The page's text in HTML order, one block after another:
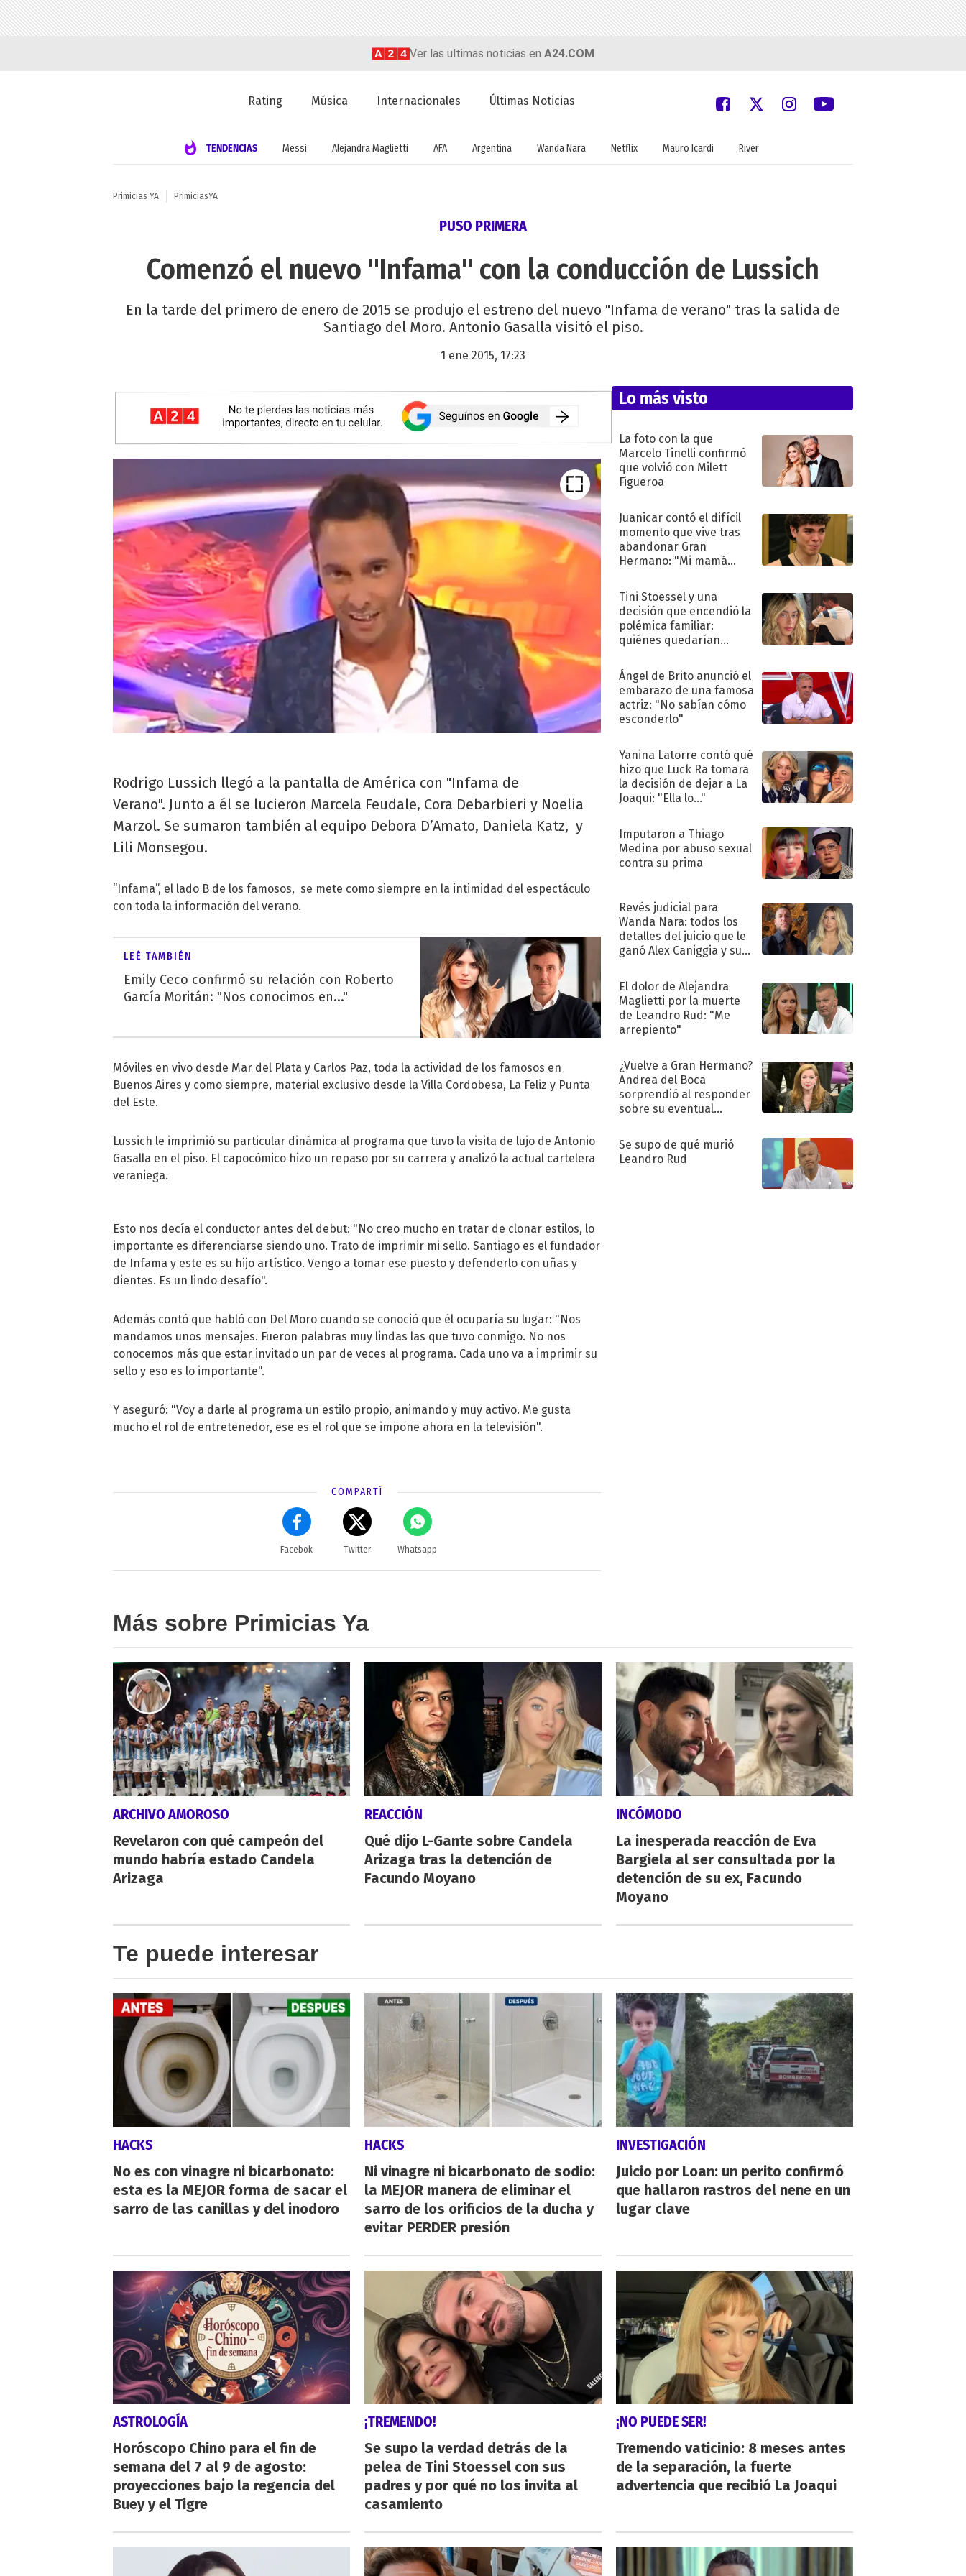
Ver las ultimas noticias en A24.COM
Rating Música Internacionales Últimas Noticias
TENDENCIAS Messi Alejandra Maglietti AFA Argentina Wanda Nara Netflix Mauro Icardi River
Primicias YA PrimiciasYA
PUSO PRIMERA
Comenzó el nuevo "Infama" con la conducción de Lussich
En la tarde del primero de enero de 2015 se produjo el estreno del nuevo "Infama de verano" tras la salida de
Santiago del Moro. Antonio Gasalla visitó el piso.
1 ene 2015, 17:23
Rodrigo Lussich llegó a la pantalla de América con "Infama de
Verano". Junto a él se lucieron Marcela Feudale, Cora Debarbieri y Noelia
Marzol. Se sumaron también al equipo Debora D’Amato, Daniela Katz, y
Lili Monsegou.
“Infama”, el lado B de los famosos, se mete como siempre en la intimidad del espectáculo
con toda la información del verano.
LEÉ TAMBIÉN
Emily Ceco confirmó su relación con Roberto
García Moritán: "Nos conocimos en..."
Móviles en vivo desde Mar del Plata y Carlos Paz, toda la actividad de los famosos en
Buenos Aires y como siempre, material exclusivo desde la Villa Cordobesa, La Feliz y Punta
del Este.
Lussich le imprimió su particular dinámica al programa que tuvo la visita de lujo de Antonio
Gasalla en el piso. El capocómico hizo un repaso por su carrera y analizó la actual cartelera
veraniega.
Esto nos decía el conductor antes del debut: "No creo mucho en tratar de clonar estilos, lo
importante es diferenciarse siendo uno. Trato de imprimir mi sello. Santiago es el fundador
de Infama y este es su hijo artístico. Vengo a tomar ese puesto y defenderlo con uñas y
dientes. Es un lindo desafío".
Además contó que habló con Del Moro cuando se conoció que él ocuparía su lugar: "Nos
mandamos unos mensajes. Fueron palabras muy lindas las que tuvo conmigo. No nos
conocemos más que estar invitado un par de veces al programa. Cada uno va a imprimir su
sello y eso es lo importante".
Y aseguró: "Voy a darle al programa un estilo propio, animando y muy activo. Me gusta
mucho el rol de entretenedor, ese es el rol que se impone ahora en la televisión".
COMPARTÍ
Facebok Twitter Whatsapp
Lo más visto
La foto con la que
Marcelo Tinelli confirmó
que volvió con Milett
Figueroa
Juanicar contó el difícil
momento que vive tras
abandonar Gran
Hermano: "Mi mamá
Tini Stoessel y una
decisión que encendió la
polémica familiar:
quiénes quedarían
Ángel de Brito anunció el
embarazo de una famosa
actriz: "No sabían cómo
esconderlo"
Yanina Latorre contó qué
hizo que Luck Ra tomara
la decisión de dejar a La
Joaqui: "Ella lo..."
Imputaron a Thiago
Medina por abuso sexual
contra su prima
Revés judicial para
Wanda Nara: todos los
detalles del juicio que le
ganó Alex Caniggia y sus
El dolor de Alejandra
Maglietti por la muerte
de Leandro Rud: "Me
arrepiento"
¿Vuelve a Gran Hermano?
Andrea del Boca
sorprendió al responder
sobre su eventual
Se supo de qué murió
Leandro Rud
Más sobre Primicias Ya
ARCHIVO AMOROSO
Revelaron con qué campeón del
mundo habría estado Candela
Arizaga
REACCIÓN
Qué dijo L-Gante sobre Candela
Arizaga tras la detención de
Facundo Moyano
INCÓMODO
La inesperada reacción de Eva
Bargiela al ser consultada por la
detención de su ex, Facundo
Moyano
Te puede interesar
HACKS
No es con vinagre ni bicarbonato:
esta es la MEJOR forma de sacar el
sarro de las canillas y del inodoro
HACKS
Ni vinagre ni bicarbonato de sodio:
la MEJOR manera de eliminar el
sarro de los orificios de la ducha y
evitar PERDER presión
INVESTIGACIÓN
Juicio por Loan: un perito confirmó
que hallaron rastros del nene en un
lugar clave
ASTROLOGÍA
Horóscopo Chino para el fin de
semana del 7 al 9 de agosto:
proyecciones bajo la regencia del
Buey y el Tigre
¡TREMENDO!
Se supo la verdad detrás de la
pelea de Tini Stoessel con sus
padres y por qué no los invita al
casamiento
¡NO PUEDE SER!
Tremendo vaticinio: 8 meses antes
de la separación, la fuerte
advertencia que recibió La Joaqui